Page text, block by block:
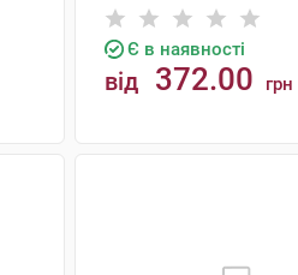
Є в наявності
від 372.00 грн